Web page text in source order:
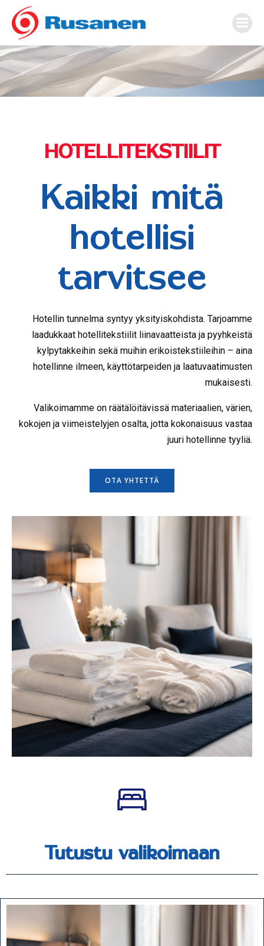
to
HOTELLITEKSTIILIT
Kaikki mitä
hotellisi
tarvitsee
Hotellin tunnelma syntyy yksityiskohdista. Tarjoamme
laadukkaat hotellitekstiilit liinavaatteista ja pyyhkeistä
kylpytakkeihin sekä muihin erikoistekstiileihin – aina
hotellinne ilmeen, käyttötarpeiden ja laatuvaatimusten
mukaisesti.
Valikoimamme on räätälöitävissä materiaalien, värien,
kokojen ja viimeistelyjen osalta, jotta kokonaisuus vastaa
juuri hotellinne tyyliä.
OTA YHTETTÄ
Tutustu valikoimaan